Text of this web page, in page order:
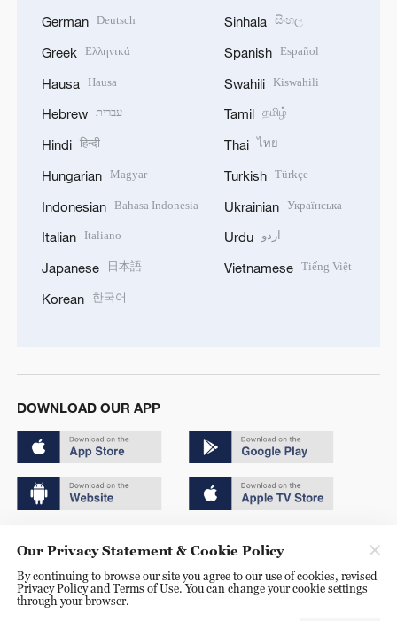
German Deutsch
Greek Ελληνικά
Hausa Hausa
Hebrew עברית
Hindi हिन्दी
Hungarian Magyar
Indonesian Bahasa Indonesia
Italian Italiano
Japanese 日本語
Korean 한국어
Sinhala සිංහල
Spanish Español
Swahili Kiswahili
Tamil தமிழ்
Thai ไทย
Turkish Türkçe
Ukrainian Українська
Urdu اردو
Vietnamese Tiếng Việt
DOWNLOAD OUR APP
京ICP备20000184号
京公网安备 11010502050052号
Our Privacy Statement & Cookie Policy
By continuing to browse our site you agree to our use of cookies, revised
Privacy Policy and Terms of Use. You can change your cookie settings
through your browser.